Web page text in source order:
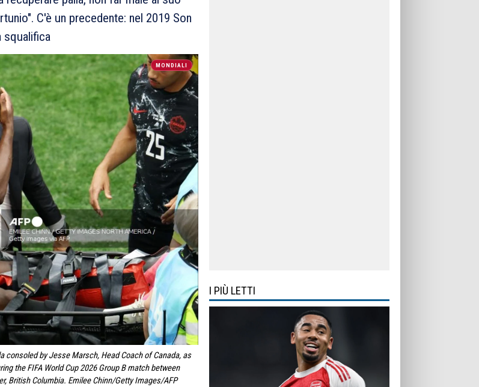
C'è un precedente: nel 2019 Son
squalifica
MONDIALI
consoled by Jesse Marsch, Head Coach of Canada, as
the FIFA World Cup 2026 Group B match between
British Columbia. Emilee Chinn/Getty Images/AFP
I PIÙ LETTI